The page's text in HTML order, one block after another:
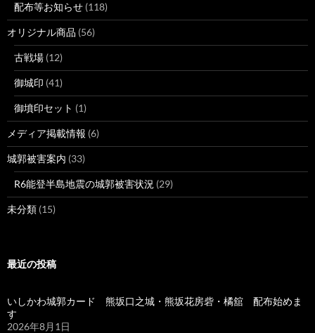
配布等お知らせ (118)
オリジナル商品 (56)
古戦場 (12)
御城印 (41)
御墳印セット (1)
メディア掲載情報 (6)
城郭被害案内 (33)
R6能登半島地震の城郭被害状況 (29)
未分類 (15)
最近の投稿
いしかわ城郭カード 熊坂口之城・熊坂花房砦・橘舘 配布始めま
す
2026年8月1日